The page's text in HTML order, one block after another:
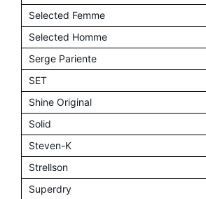
Selected Femme
Selected Homme
Serge Pariente
SET
Shine Original
Solid
Steven-K
Strellson
Superdry